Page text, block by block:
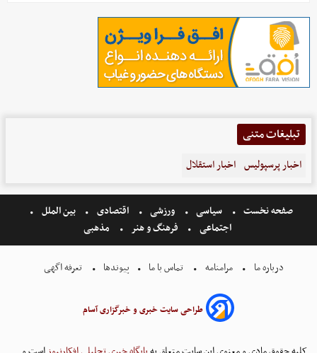
تبلیغات متنی
اخبار پرسپولیس اخبار استقلال
صفحه نخست سیاسی ورزشی اقتصادی
بین الملل
اجتماعی
فرهنگ و هنر مذهبی
درباره ما مرامنامه تماس با ما پیوندها تعرفه اگهی
طراحی سایت خبری و خبرگزاری آسام